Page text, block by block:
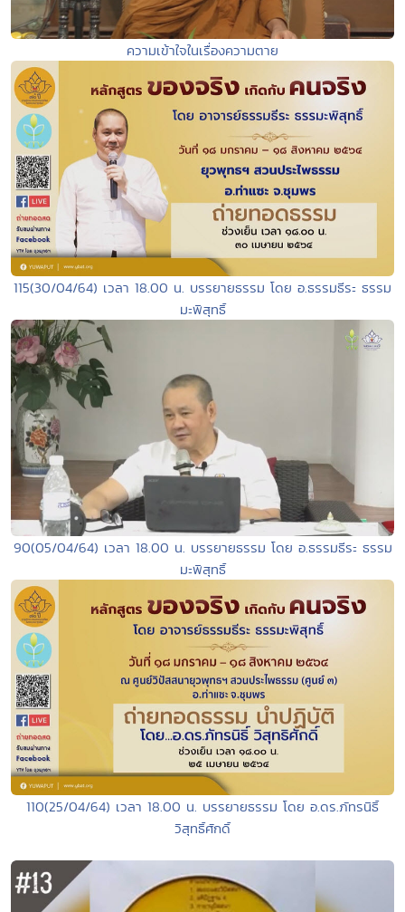
ความเข้าใจในเรื่องความตาย
115(30/04/64) เวลา 18.00 น. บรรยายธรรม โดย อ.ธรรมธีระ ธรรม
มะพิสุทธิ์
90(05/04/64) เวลา 18.00 น. บรรยายธรรม โดย อ.ธรรมธีระ ธรรม
มะพิสุทธิ์
110(25/04/64) เวลา 18.00 น. บรรยายธรรม โดย อ.ดร.ภัทรนิธิ์
วิสุทธิ์ศักดิ์